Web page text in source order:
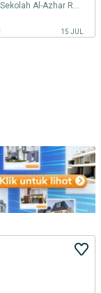
Jual Rumah Mewah Dekat Sekolah Al-Azhar Rawamangun Jakarta Timur
15 JUL